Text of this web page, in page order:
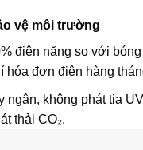
vệ môi trường
điện năng so với
hóa đơn điện hàng
ngân, không phát tia
thải CO₂.